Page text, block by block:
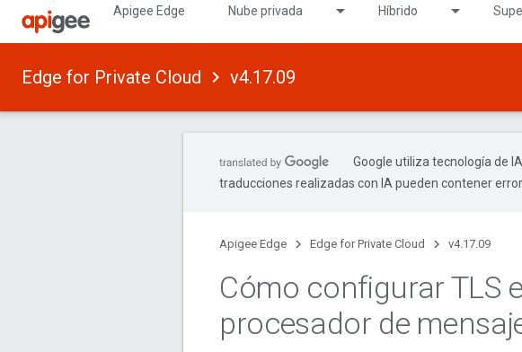
Apigee Edge Nube privada Híbrido
Edge for Private Cloud v4.17.09
Google utiliza tecnología de
traducciones realizadas con IA pueden contener
Apigee Edge Edge for Private Cloud v4.17.09
Cómo configurar TLS
procesador de